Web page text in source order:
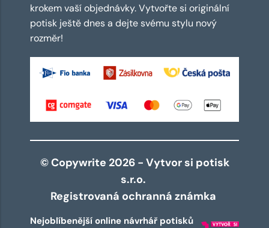
krokem vaší objednávky. Vytvořte si originální
potisk ještě dnes a dejte svému stylu nový
rozměr!
© Copywrite 2026 - Vytvor si potisk
s.r.o.
Registrovaná ochranná známka
Nejoblíbenější online návrhář potisků